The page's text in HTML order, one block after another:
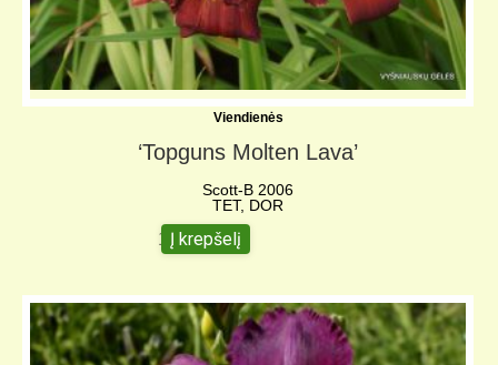
Viendienės
‘Topguns Molten Lava’
Scott-B 2006
TET, DOR
10,00€
Į krepšelį